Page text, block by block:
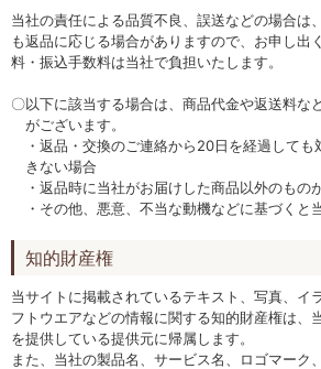
当社の責任による品質不良、誤送などの場合は
も返品に応じる場合がありますので、お申し出
料・振込手数料は当社で負担いたします。
〇以下に該当する場合は、商品代金や返送料な
がございます。
・返品・交換のご連絡から20日を経過して
きない場合
・返品時に当社がお届けした商品以外のもの
・その他、悪意、不当な動機などに基づくと
知的財産権
当サイトに掲載されているテキスト、写真、イ
フトウエアなどの情報に関する知的財産権は、
を提供している提供元に帰属します。
また、当社の製品名、サービス名、ロゴマーク